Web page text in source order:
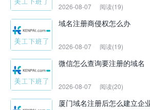
2026-08-07 阅读(19)
域名注册商侵权怎么办
2026-08-07 阅读(19)
微信怎么查询要注册的域名
2026-08-07 阅读(20)
厦门域名注册后怎么建立企